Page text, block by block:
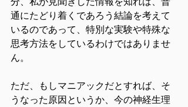
分、私が見聞きした情報を知れば、普
通にたどり着くであろう結論を考えて
いるのであって、特別な実験や特殊な
思考方法をしているわけではありませ
ん。
ただ、もしマニアックだとすれば、そ
うなった原因というか、今の神経生理